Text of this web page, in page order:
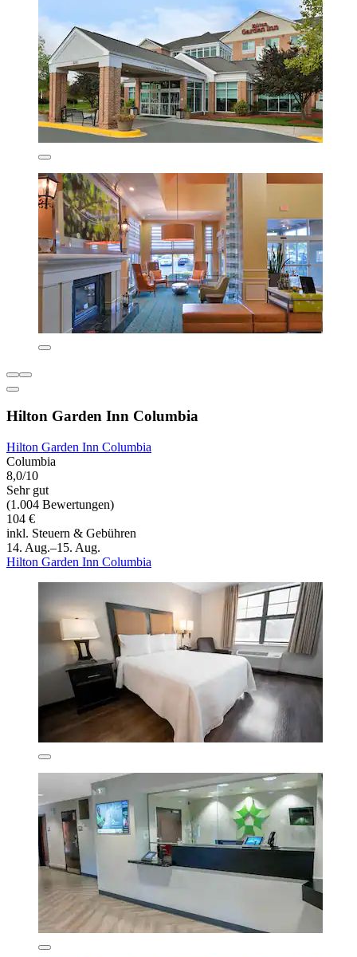
Hilton Garden Inn Columbia
Hilton Garden Inn Columbia
Columbia
8,0/10
Sehr gut
(1.004 Bewertungen)
104 €
inkl. Steuern & Gebühren
14. Aug.–15. Aug.
Hilton Garden Inn Columbia